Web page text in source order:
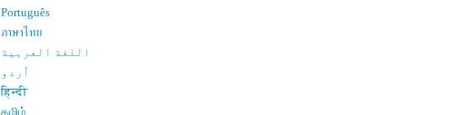
Português
ภาษาไทย
اللغة العربية
اُردو
हिन्दी
தமிழ்